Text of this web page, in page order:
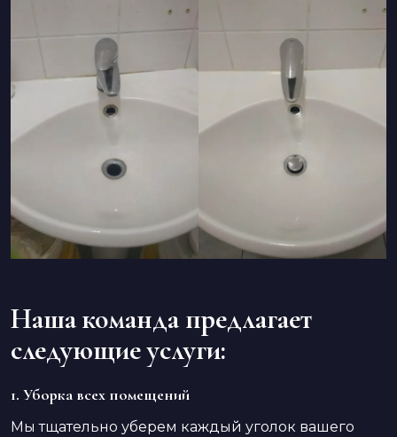
Наша команда предлагает
следующие услуги:
1. Уборка всех помещений
Мы тщательно уберем каждый уголок вашего